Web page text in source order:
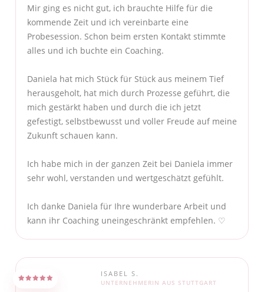
Mir ging es nicht gut, ich brauchte Hilfe für die
kommende Zeit und ich vereinbarte eine
Probesession. Schon beim ersten Kontakt stimmte
alles und ich buchte ein Coaching.
Daniela hat mich Stück für Stück aus meinem Tief
herausgeholt, hat mich durch Prozesse geführt, die
mich gestärkt haben und durch die ich jetzt
gefestigt, selbstbewusst und voller Freude auf meine
Zukunft schauen kann.
Ich habe mich in der ganzen Zeit bei Daniela immer
sehr wohl, verstanden und wertgeschätzt gefühlt.
Ich danke Daniela für Ihre wunderbare Arbeit und
kann ihr Coaching uneingeschränkt empfehlen. ♡
ISABEL S.
UNTERNEHMERIN AUS STUTTGART